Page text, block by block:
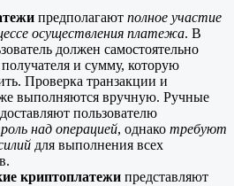
предполагают полное участие
осуществления платежа. В
должен самостоятельно
получателя и сумму, которую
Проверка транзакции и
выполняются вручную. Ручные
пользователю
над операцией, однако требуют
для выполнения всех
криптоплатежи представляют